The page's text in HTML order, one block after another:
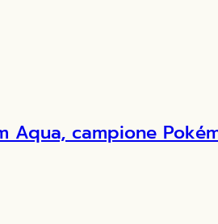
Aqua, campione